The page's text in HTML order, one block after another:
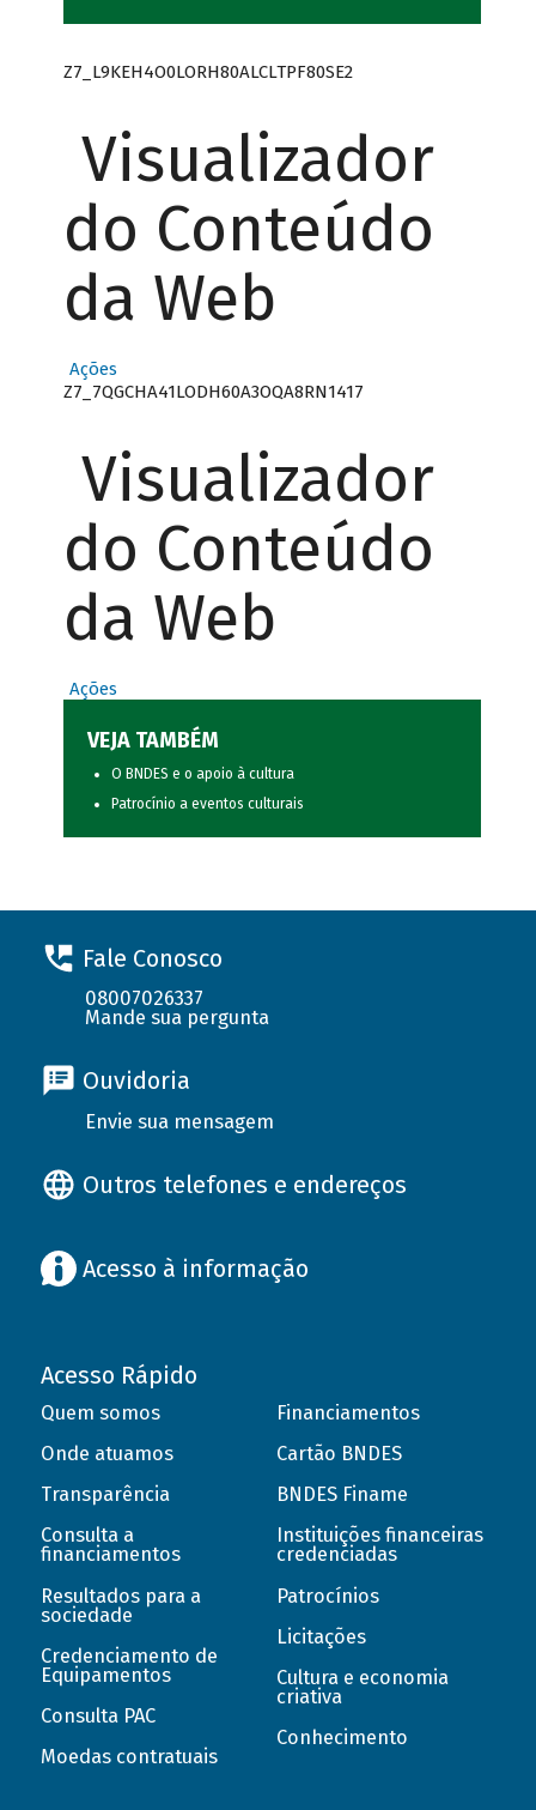
Z7_L9KEH4O0LORH80ALCLTPF80SE2
Visualizador
do Conteúdo
da Web
Ações
Z7_7QGCHA41LODH60A3OQA8RN1417
Visualizador
do Conteúdo
da Web
Ações
VEJA TAMBÉM
O BNDES e o apoio à cultura
Patrocínio a eventos culturais
Fale Conosco
08007026337
Mande sua pergunta
Ouvidoria
Envie sua mensagem
Outros telefones e endereços
Acesso à informação
Acesso Rápido
Quem somos
Onde atuamos
Transparência
Consulta a
financiamentos
Resultados para a
sociedade
Credenciamento de
Equipamentos
Consulta PAC
Moedas contratuais
Financiamentos
Cartão BNDES
BNDES Finame
Instituições financeiras
credenciadas
Patrocínios
Licitações
Cultura e economia
criativa
Conhecimento